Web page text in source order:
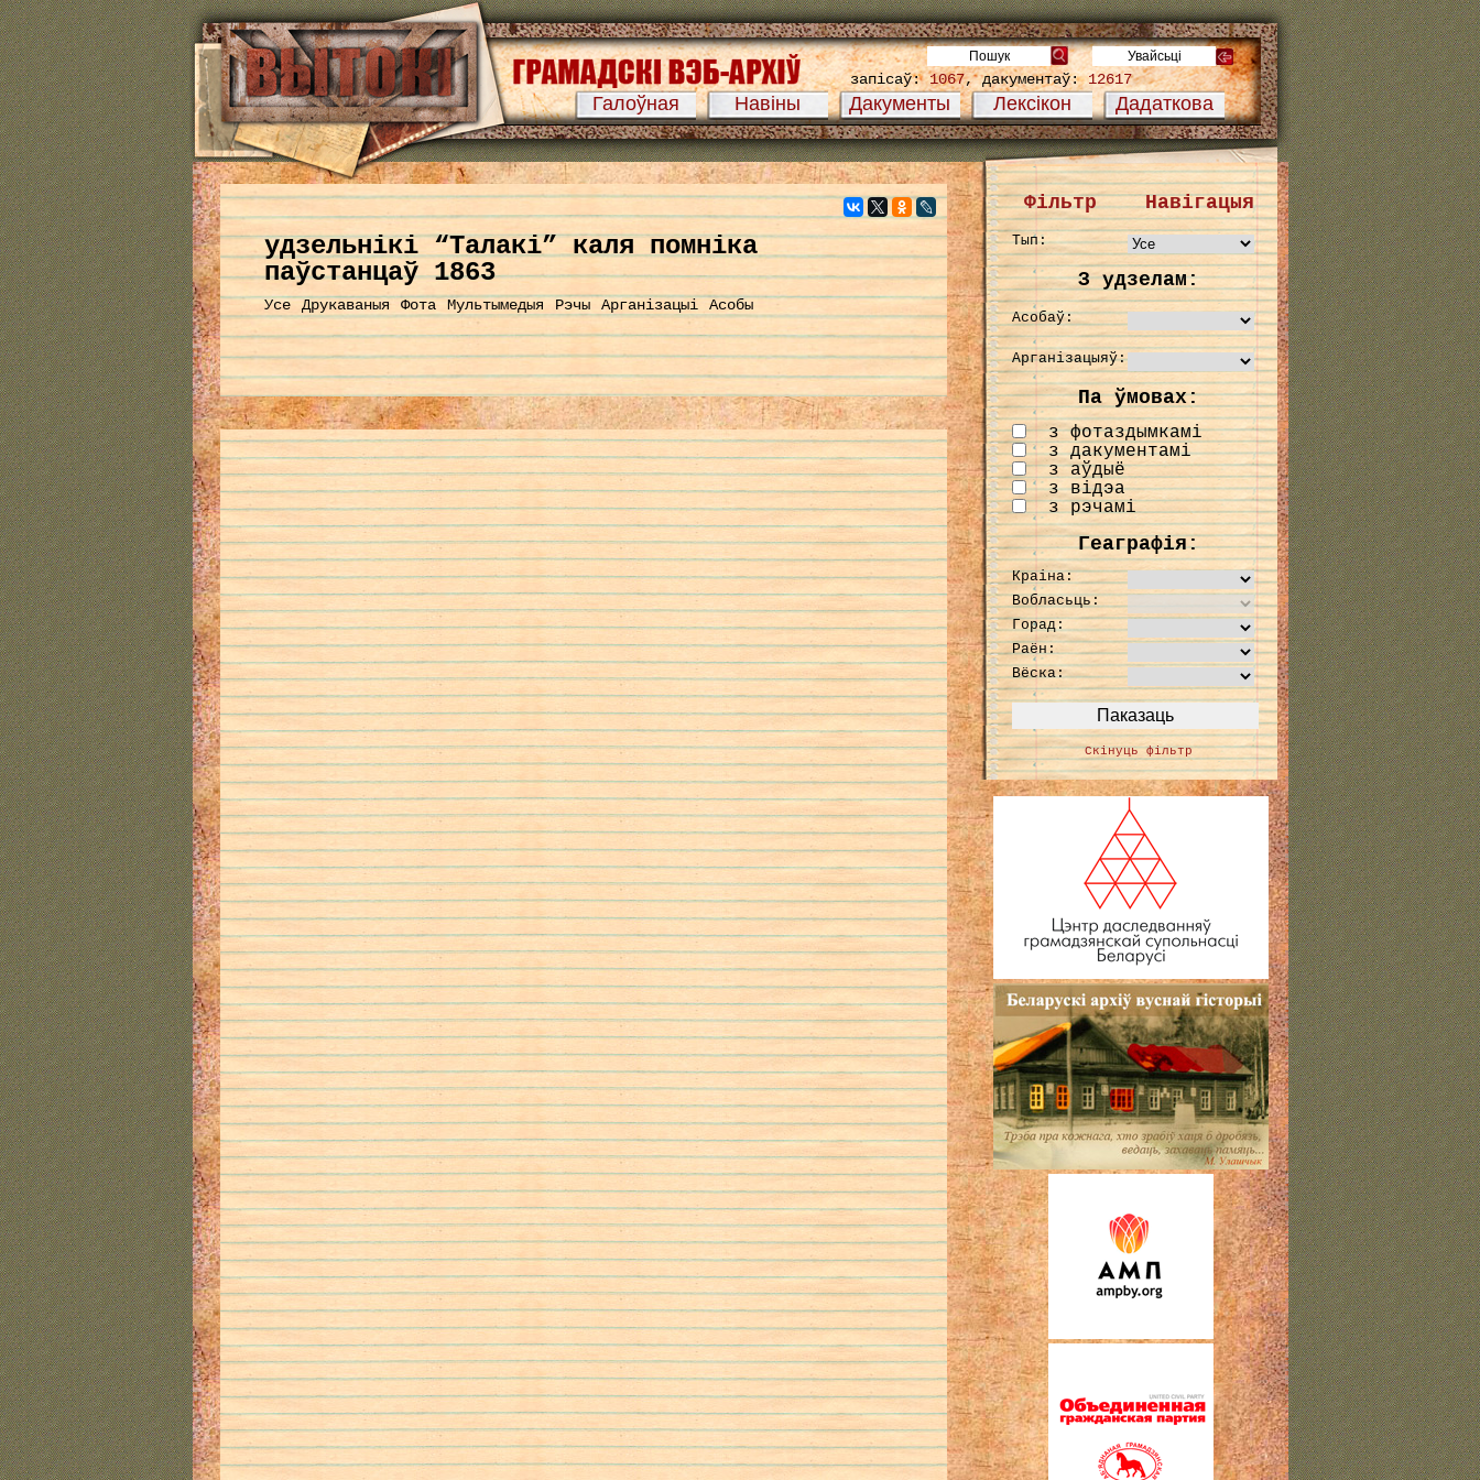
Галоўная Навіны Дакументы Лексікон Дадаткова
запісаў:1067, дакументаў:12617
удзельнікі “Талакі” каля помніка
паўстанцаў 1863
Усе Друкаваныя Фота Мультымедыя Рэчы Арганізацыі Асобы
Фільтр Навігацыя
Тып:
З удзелам:
Асобаў:
Арганізацыяў:
Па ўмовах:
з фотаздымкамі
з дакументамі
з аўдыё
з відэа
з рэчамі
Геаграфія:
Краіна:
Вобласьць:
Горад:
Раён:
Вёска:
Скінуць фільтр